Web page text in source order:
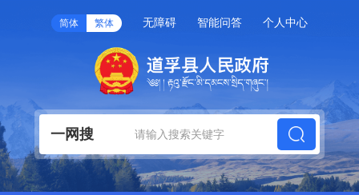
简体 繁体 无障碍 智能问答 个人中心
一网搜